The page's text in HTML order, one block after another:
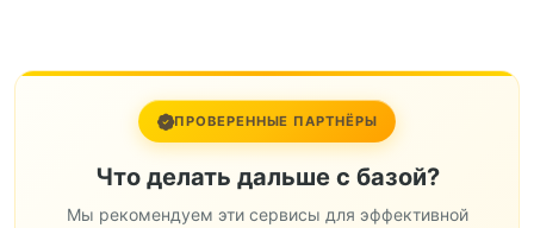
ПРОВЕРЕННЫЕ ПАРТНЁРЫ
Что делать дальше с базой?
Мы рекомендуем эти сервисы для эффективной